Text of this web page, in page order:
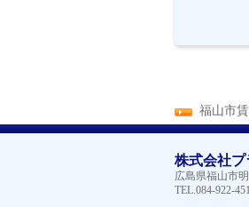
福山市
株式会社
広島県福山市
TEL.084-922-